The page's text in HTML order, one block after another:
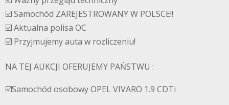
☑️ Samochód ZAREJESTROWANY W POLSCE!!
☑️ Aktualna polisa OC
☑️ Przyjmujemy auta w rozliczeniu!
NA TEJ AUKCJI OFERUJEMY PAŃSTWU :
☑️Samochód osobowy OPEL VIVARO 1.9 CDTi